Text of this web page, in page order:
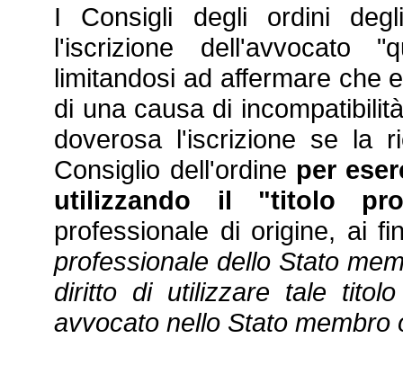
I Consigli degli ordini
l'iscrizione dell'avvocato
limitandosi ad affermare che
di una causa di
doverosa l'iscrizione se la
Consiglio dell'ordine per
utilizzando il "titolo
professionale di origine, ai
professionale dello Stato
diritto di utilizzare tale
avvocato nello Stato membro